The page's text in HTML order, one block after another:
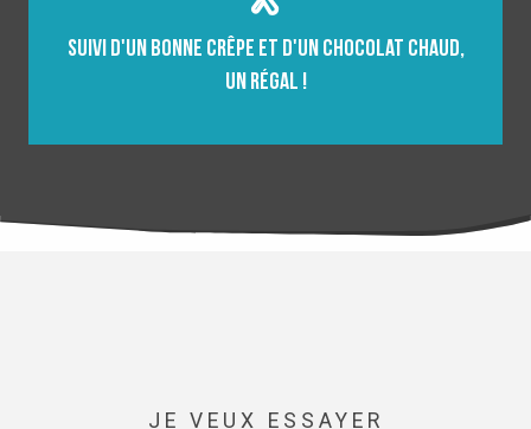
Suivi d'un bonne crêpe et d'un chocolat chaud,
un régal !
JE VEUX ESSAYER